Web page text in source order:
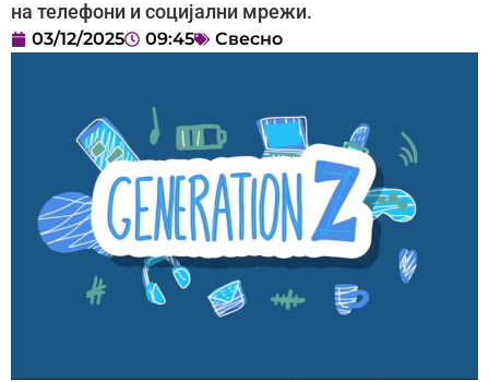
на телефони и социјални мрежи.
03/12/2025 09:45 Свесно